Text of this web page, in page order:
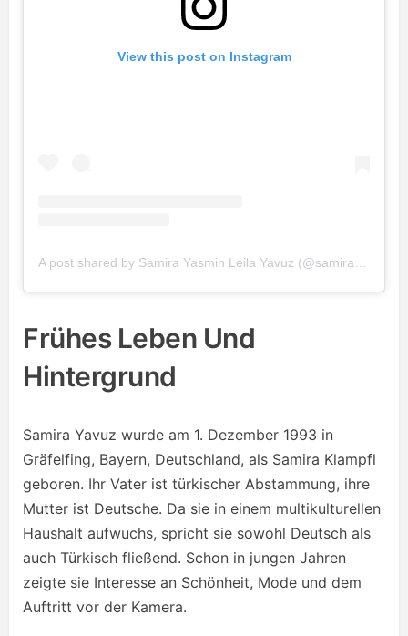
View this post on Instagram
Frühes Leben Und
Hintergrund
Samira Yavuz wurde am 1. Dezember 1993 in
Gräfelfing, Bayern, Deutschland, als Samira Klampfl
geboren. Ihr Vater ist türkischer Abstammung, ihre
Mutter ist Deutsche. Da sie in einem multikulturellen
Haushalt aufwuchs, spricht sie sowohl Deutsch als
auch Türkisch fließend. Schon in jungen Jahren
zeigte sie Interesse an Schönheit, Mode und dem
Auftritt vor der Kamera.